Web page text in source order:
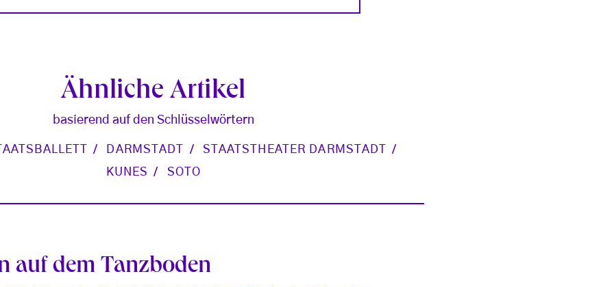
Ähnliche Artikel
basierend auf den Schlüsselwörtern
DARMSTADT
STAATSTHEATER DARMSTADT
KUNES
SOTO
auf dem Tanzboden